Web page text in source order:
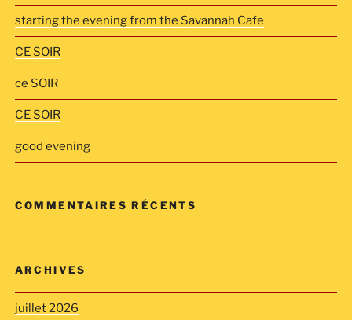
starting the evening from the Savannah Cafe
CE SOIR
ce SOIR
CE SOIR
good evening
COMMENTAIRES RÉCENTS
ARCHIVES
juillet 2026